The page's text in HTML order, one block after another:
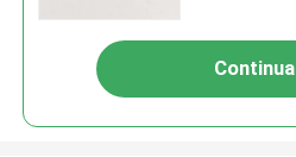
Continua